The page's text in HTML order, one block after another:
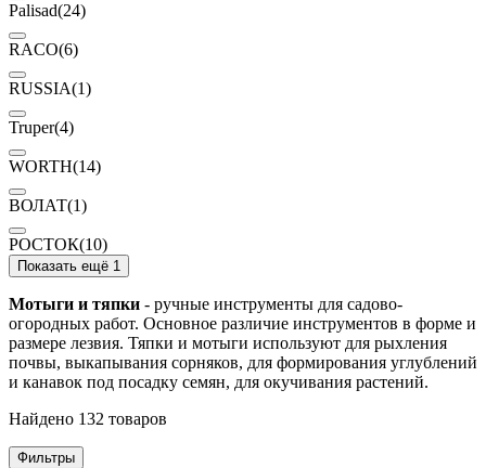
Palisad(24)
RACO(6)
RUSSIA(1)
Truper(4)
WORTH(14)
ВОЛАТ(1)
РОСТОК(10)
Показать ещё 1
Мотыги и тяпки - ручные инструменты для садово-
огородных работ. Основное различие инструментов в форме и
размере лезвия. Тяпки и мотыги используют для рыхления
почвы, выкапывания сорняков, для формирования углублений
и канавок под посадку семян, для окучивания растений.
Найдено 132 товаров
Фильтры